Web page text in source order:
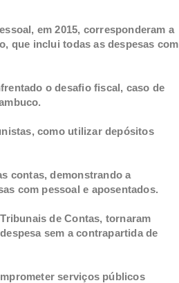
em 2015, corresponderam a
que inclui todas as despesas com
o desafio fiscal, caso de
como utilizar depósitos
contas, demonstrando a
com pessoal e aposentados.
de Contas, tornaram
sem a contrapartida de
serviços públicos